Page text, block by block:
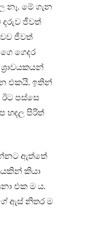
නෑ. මේ ගැන
ජීවත්
ජීවත්
ගෙදර
එකයි. ඉතින්
ඊට පස්සෙ
හදල පිරිත්
ඇත්තේ
කියා
එක ම ය.
ඇස් නිතර ම